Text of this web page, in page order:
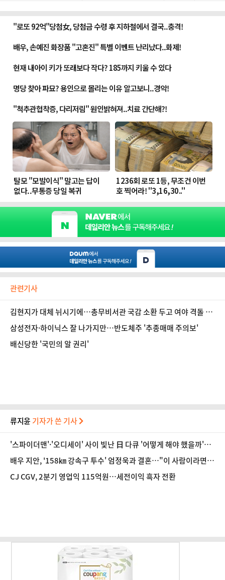
관련기사
김현지가 대체 뉘시기에…총무비서관 국감 소환 두고 여야 격돌 [정
국 기상대]
삼성전자·하이닉스 잘 나가지만…반도체주 '추종매매 주의보'
배신당한 '국민의 알 권리'
류지윤 기자가 쓴 기사
'스파이더맨'·'오디세이' 사이 빛난 日 다큐 '어떻게 해야 했을까'…
관객 마음 움직인 이유 [영화 뷰]
배우 지안, '158㎞ 강속구 투수' 엄정욱과 결혼…"이 사람이라면
평생 함께"
CJ CGV, 2분기 영업익 115억원…세전이익 흑자 전환